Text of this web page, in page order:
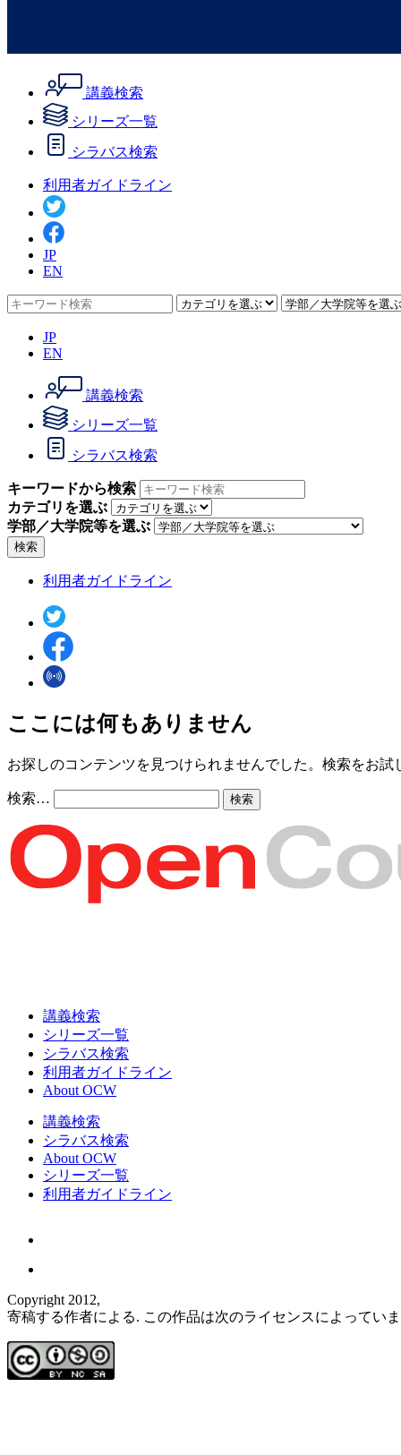
講義検索
シリーズ一覧
シラバス検索
利用者ガイドライン
JP
EN
JP
EN
講義検索
シリーズ一覧
シラバス検索
キーワードから検索
カテゴリを選ぶ
学部／大学院等を選ぶ
検索
利用者ガイドライン
ここには何もありません
お探しのコンテンツを見つけられませんでした。検索をお試
検索…
講義検索
シリーズ一覧
シラバス検索
利用者ガイドライン
About OCW
講義検索
シラバス検索
About OCW
シリーズ一覧
利用者ガイドライン
Copyright 2012,
寄稿する作者による. この作品は次のライセンスによってい